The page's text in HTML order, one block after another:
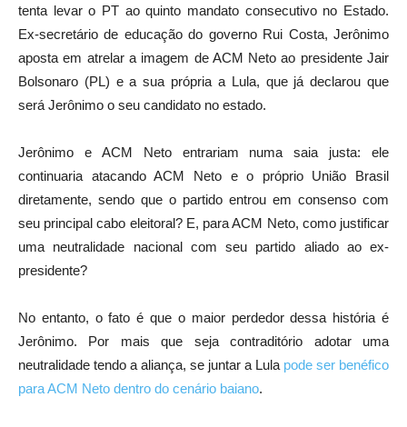
tenta levar o PT ao quinto mandato consecutivo no Estado.
Ex-secretário de educação do governo Rui Costa, Jerônimo
aposta em atrelar a imagem de ACM Neto ao presidente Jair
Bolsonaro (PL) e a sua própria a Lula, que já declarou que
será Jerônimo o seu candidato no estado.
Jerônimo e ACM Neto entrariam numa saia justa: ele
continuaria atacando ACM Neto e o próprio União Brasil
diretamente, sendo que o partido entrou em consenso com
seu principal cabo eleitoral? E, para ACM Neto, como justificar
uma neutralidade nacional com seu partido aliado ao ex-
presidente?
No entanto, o fato é que o maior perdedor dessa história é
Jerônimo. Por mais que seja contraditório adotar uma
neutralidade tendo a aliança, se juntar a Lula pode ser benéfico
para ACM Neto dentro do cenário baiano.